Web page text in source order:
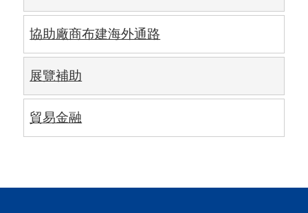
協助廠商布建海外通路
展覽補助
貿易金融